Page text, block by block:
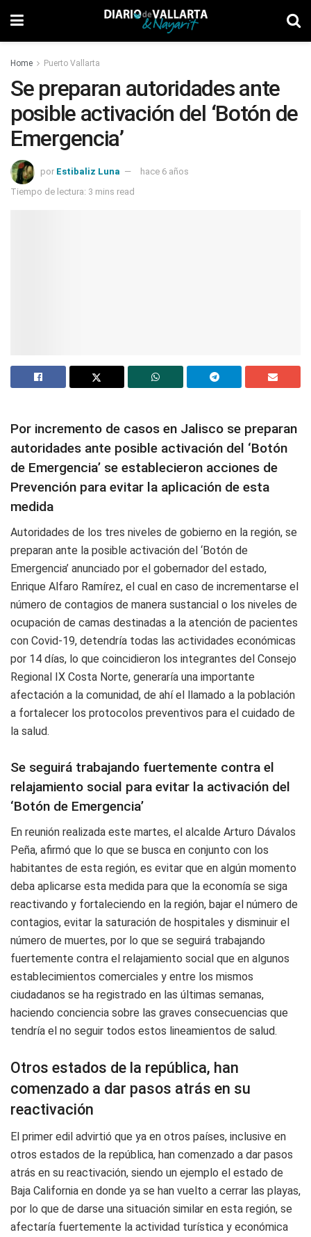
Home Puerto Vallarta
Se preparan autoridades ante
posible activación del ‘Botón de
Emergencia’
por Estibaliz Luna
hace 6 años
Tiempo de lectura: 3 mins read
Por incremento de casos en Jalisco se preparan
autoridades ante posible activación del ‘Botón
de Emergencia’ se establecieron acciones de
Prevención para evitar la aplicación de esta
medida
Autoridades de los tres niveles de gobierno en la región, se
preparan ante la posible activación del ‘Botón de
Emergencia’ anunciado por el gobernador del estado,
Enrique Alfaro Ramírez, el cual en caso de incrementarse el
número de contagios de manera sustancial o los niveles de
ocupación de camas destinadas a la atención de pacientes
con Covid-19, detendría todas las actividades económicas
por 14 días, lo que coincidieron los integrantes del Consejo
Regional IX Costa Norte, generaría una importante
afectación a la comunidad, de ahí el llamado a la población
a fortalecer los protocolos preventivos para el cuidado de
la salud.
Se seguirá trabajando fuertemente contra el
relajamiento social para evitar la activación del
‘Botón de Emergencia’
En reunión realizada este martes, el alcalde Arturo Dávalos
Peña, afirmó que lo que se busca en conjunto con los
habitantes de esta región, es evitar que en algún momento
deba aplicarse esta medida para que la economía se siga
reactivando y fortaleciendo en la región, bajar el número de
contagios, evitar la saturación de hospitales y disminuir el
número de muertes, por lo que se seguirá trabajando
fuertemente contra el relajamiento social que en algunos
establecimientos comerciales y entre los mismos
ciudadanos se ha registrado en las últimas semanas,
haciendo conciencia sobre las graves consecuencias que
tendría el no seguir todos estos lineamientos de salud.
Otros estados de la república, han
comenzado a dar pasos atrás en su
reactivación
El primer edil advirtió que ya en otros países, inclusive en
otros estados de la república, han comenzado a dar pasos
atrás en su reactivación, siendo un ejemplo el estado de
Baja California en donde ya se han vuelto a cerrar las playas,
por lo que de darse una situación similar en esta región, se
afectaría fuertemente la actividad turística y económica